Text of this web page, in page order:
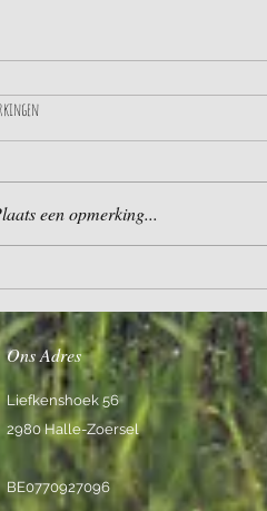
een opmerking...
Ons Adres
Liefkenshoek 56
2980 Halle-Zoersel
BE0770927096